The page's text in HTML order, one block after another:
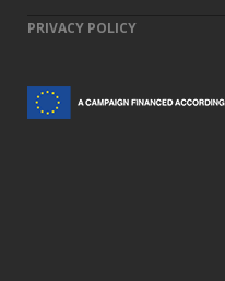
PRIVACY POLICY